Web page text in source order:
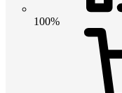
100%